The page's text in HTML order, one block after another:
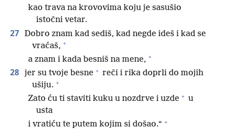
kao trava na krovovima koju je sasušio
istočni vetar.
27 Dobro znam kad sediš, kad negde ideš i kad se
vraćaš, +
a znam i kada besniš na mene, +
28 jer su tvoje besne + reči i rika doprli do mojih
ušiju. +
Zato ću ti staviti kuku u nozdrve i uzde + u
usta
i vratiću te putem kojim si došao.“ +